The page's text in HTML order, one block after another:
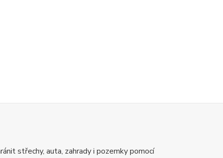
střechy, auta, zahrady i pozemky pomocí